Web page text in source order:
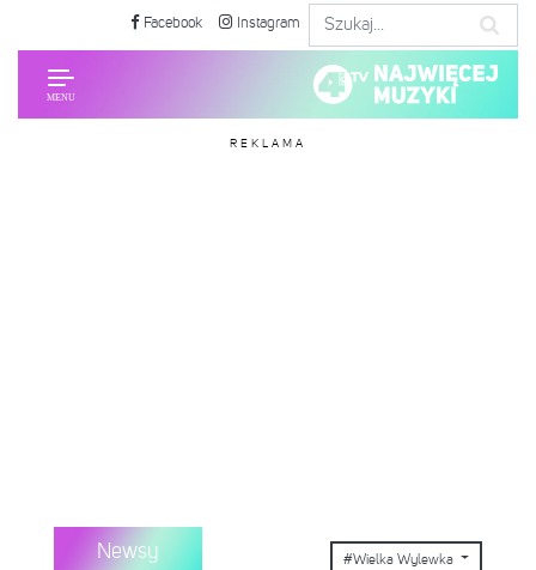
Facebook Instagram
REKLAMA
Newsy #Wielka Wylewka